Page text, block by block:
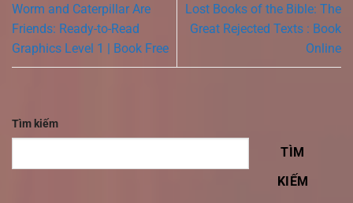
Worm and Caterpillar Are
Friends: Ready-to-Read
Graphics Level 1 | Book Free
Lost Books of the Bible: The
Great Rejected Texts : Book
Online
Tìm kiếm
TÌM
KIẾM